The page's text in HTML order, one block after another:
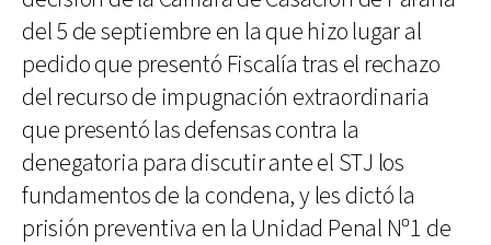
del 5 de septiembre en la que hizo lugar al
pedido que presentó Fiscalía tras el rechazo
del recurso de impugnación extraordinaria
que presentó las defensas contra la
denegatoria para discutir ante el STJ los
fundamentos de la condena, y les dictó la
prisión preventiva en la Unidad Penal Nº1 de